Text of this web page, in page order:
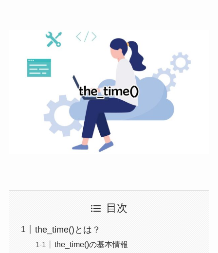
目次
the_time()とは？
the_time()の基本情報